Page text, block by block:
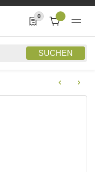
SUCHEN
0
0 Produkte in der